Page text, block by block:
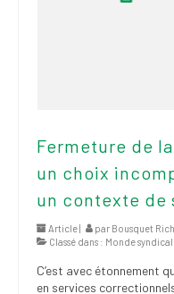
Fermeture de
un choix
un contexte de
Article | par Bousquet
Classé dans : Monde syndical
C’est avec étonnement
en services